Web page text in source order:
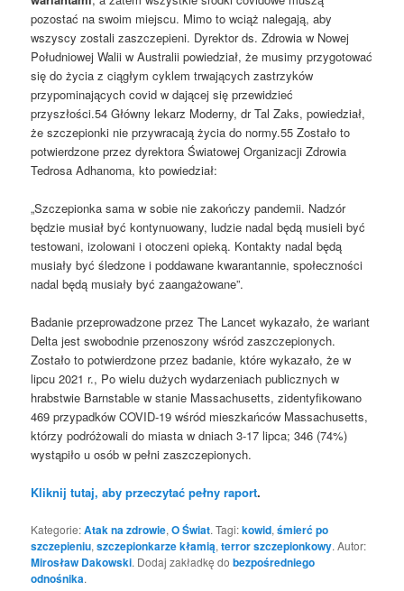
pozostać na swoim miejscu. Mimo to wciąż nalegają, aby
wszyscy zostali zaszczepieni. Dyrektor ds. Zdrowia w Nowej
Południowej Walii w Australii powiedział, że musimy przygotować
się do życia z ciągłym cyklem trwających zastrzyków
przypominających covid w dającej się przewidzieć
przyszłości.54 Główny lekarz Moderny, dr Tal Zaks, powiedział,
że szczepionki nie przywracają życia do normy.55 Zostało to
potwierdzone przez dyrektora Światowej Organizacji Zdrowia
Tedrosa Adhanoma, kto powiedział:
„Szczepionka sama w sobie nie zakończy pandemii. Nadzór
będzie musiał być kontynuowany, ludzie nadal będą musieli być
testowani, izolowani i otoczeni opieką. Kontakty nadal będą
musiały być śledzone i poddawane kwarantannie, społeczności
nadal będą musiały być zaangażowane”.
Badanie przeprowadzone przez The Lancet wykazało, że wariant
Delta jest swobodnie przenoszony wśród zaszczepionych.
Zostało to potwierdzone przez badanie, które wykazało, że w
lipcu 2021 r., Po wielu dużych wydarzeniach publicznych w
hrabstwie Barnstable w stanie Massachusetts, zidentyfikowano
469 przypadków COVID-19 wśród mieszkańców Massachusetts,
którzy podróżowali do miasta w dniach 3-17 lipca; 346 (74%)
wystąpiło u osób w pełni zaszczepionych.
Kliknij tutaj, aby przeczytać pełny raport.
Kategorie:Atak na zdrowie,O Świat. Tagi:kowid,śmierć po
szczepieniu,szczepionkarze kłamią,terror szczepionkowy. Autor:
Mirosław Dakowski. Dodaj zakładkę dobezpośredniego
odnośnika.